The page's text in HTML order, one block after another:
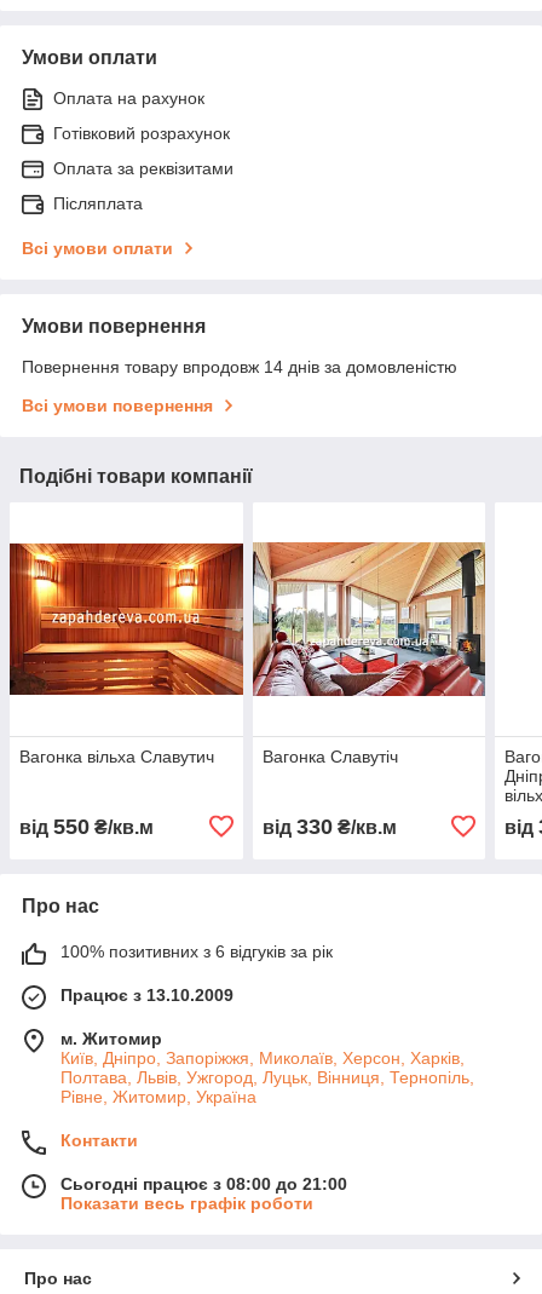
Умови оплати
Оплата на рахунок
Готівковий розрахунок
Оплата за реквізитами
Післяплата
Всі умови оплати
Умови повернення
Повернення товару впродовж 14 днів за домовленістю
Всі умови повернення
Подібні товари компанії
Вагонка вільха Славутич
від 550 ₴/кв.м
Вагонка Славутіч
від 330₴/кв.м від
Про нас
100% позитивних з 6 відгуків за рік
Працює з 13.10.2009
м. Житомир
Київ, Дніпро, Запоріжжя, Миколаїв, Херсон, Харків,
Полтава, Львів, Ужгород, Луцьк, Вінниця, Тернопіль,
Рівне, Житомир, Україна
Контакти
Сьогодні працює з 08:00 до 21:00
Показати весь графік роботи
Про нас